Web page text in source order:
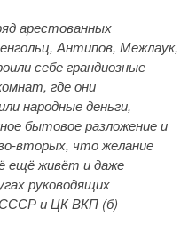
арестованных
Антипов, Межлаук,
себе грандиозные
где они
народные деньги,
бытовое разложение и
вторых, что желание
ещё живёт и даже
руководящих
и ЦК ВКП (б)